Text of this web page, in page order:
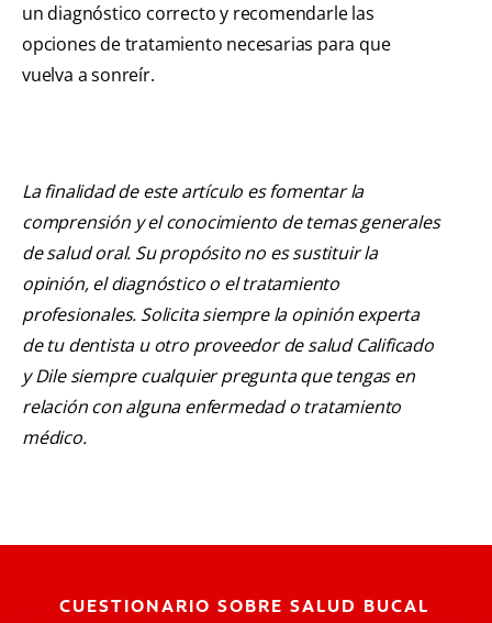
un diagnóstico correcto y recomendarle las
opciones de tratamiento necesarias para que
vuelva a sonreír.
La finalidad de este artículo es fomentar la
comprensión y el conocimiento de temas generales
de salud oral. Su propósito no es sustituir la
opinión, el diagnóstico o el tratamiento
profesionales. Solicita siempre la opinión experta
de tu dentista u otro proveedor de salud Calificado
y Dile siempre cualquier pregunta que tengas en
relación con alguna enfermedad o tratamiento
médico.
CUESTIONARIO SOBRE SALUD BUCAL